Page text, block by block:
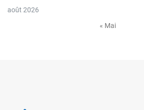
août 2026
« Mai